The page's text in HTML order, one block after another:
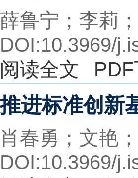
薛鲁宁；李莉
DOI:10.3969/
阅读全文
推进标准创新
肖春勇；文艳
DOI:10.3969/